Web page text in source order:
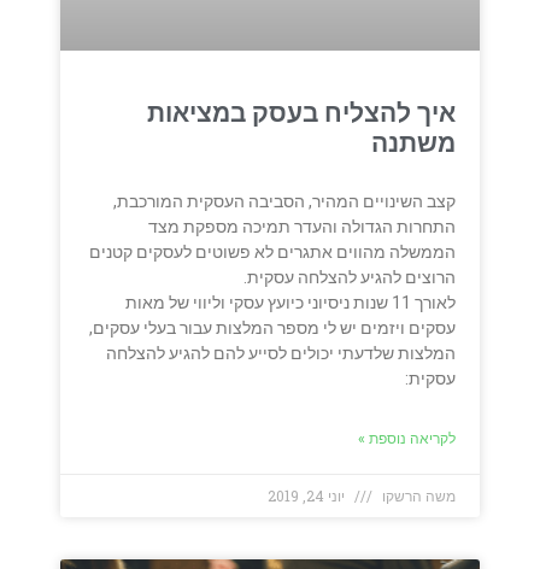
איך להצליח בעסק במציאות
משתנה
קצב השינויים המהיר, הסביבה העסקית המורכבת,
התחרות הגדולה והעדר תמיכה מספקת מצד
הממשלה מהווים אתגרים לא פשוטים לעסקים קטנים
הרוצים להגיע להצלחה עסקית.
לאורך 11 שנות ניסיוני כיועץ עסקי וליווי של מאות
עסקים ויזמים יש לי מספר המלצות עבור בעלי עסקים,
המלצות שלדעתי יכולים לסייע להם להגיע להצלחה
עסקית:
לקריאה נוספת »
משה הרשקו יוני 24, 2019